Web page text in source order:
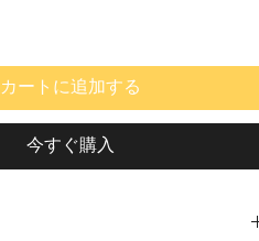
カートに追加する
今すぐ購入